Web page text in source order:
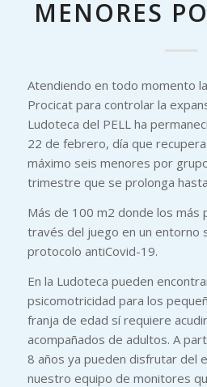
MENORES
Atendiendo en todo momento
Procicat para controlar la
Ludoteca del PELL ha
22 de febrero, día que
máximo seis menores por
trimestre que se prolonga
Más de 100 m2 donde los más
través del juego en un entorno
protocolo antiCovid-19.
En la Ludoteca pueden
psicomotricidad para los
franja de edad sí requiere
acompañados de adultos. A
8 años ya pueden disfrutar del
nuestro equipo de monitores